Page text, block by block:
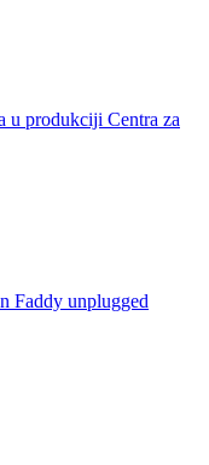
u produkciji Centra za
Faddy unplugged